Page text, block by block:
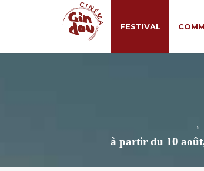
FESTIVAL
→
à partir du 10